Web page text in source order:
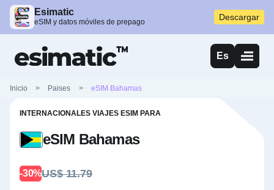
Esimatic
eSIM y datos móviles de prepago Descargar
Es
Inicio > Paises > eSIM Bahamas
INTERNACIONALES VIAJES ESIM PARA
eSIM Bahamas
-30%US$ 11.79